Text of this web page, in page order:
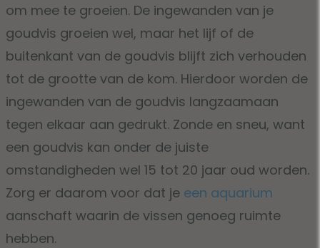
om mee te groeien. De ingewanden van je
goudvis groeien wel, maar het lijf of de
buitenkant van de goudvis blijft zich verhouden
tot de grootte van de kom. Hierdoor worden de
ingewanden van de goudvis langzaamaan
tegen elkaar aan gedrukt. Zonde en sneu, want
een goudvis kan onder de juiste
omstandigheden wel 15 tot 20 jaar oud worden.
Zorg er daarom voor dat je een aquarium
aanschaft waarin de vissen genoeg ruimte
hebben.